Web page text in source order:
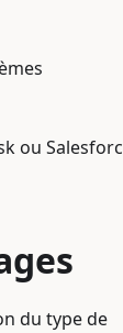
ou
du type de